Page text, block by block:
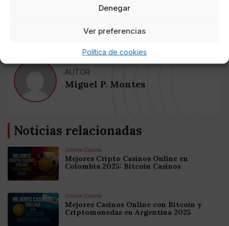
Denegar
Ver preferencias
Política de cookies
hay frutas o verduras con mala presentación, pero
AUTOR
Miguel P. Montes
Noticias relacionadas
Online Casino
Mejores Cripto Casinos Online en
Colombia 2025: Bitcoin Casinos
Online Casino
Mejores Casinos Online con Bitcoin y
Criptomonedas en Argentina 2025